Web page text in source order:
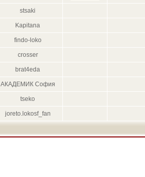
stsaki
Kapitana
findo-loko
crosser
brat4eda
АКАДЕМИК София
tseko
joreto.lokosf_fan